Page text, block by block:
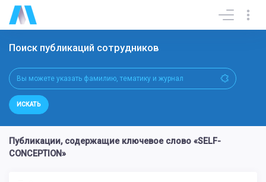
Поиск публикаций сотрудников
ИСКАТЬ
Публикации, содержащие ключевое слово «SELF-
CONCEPTION»